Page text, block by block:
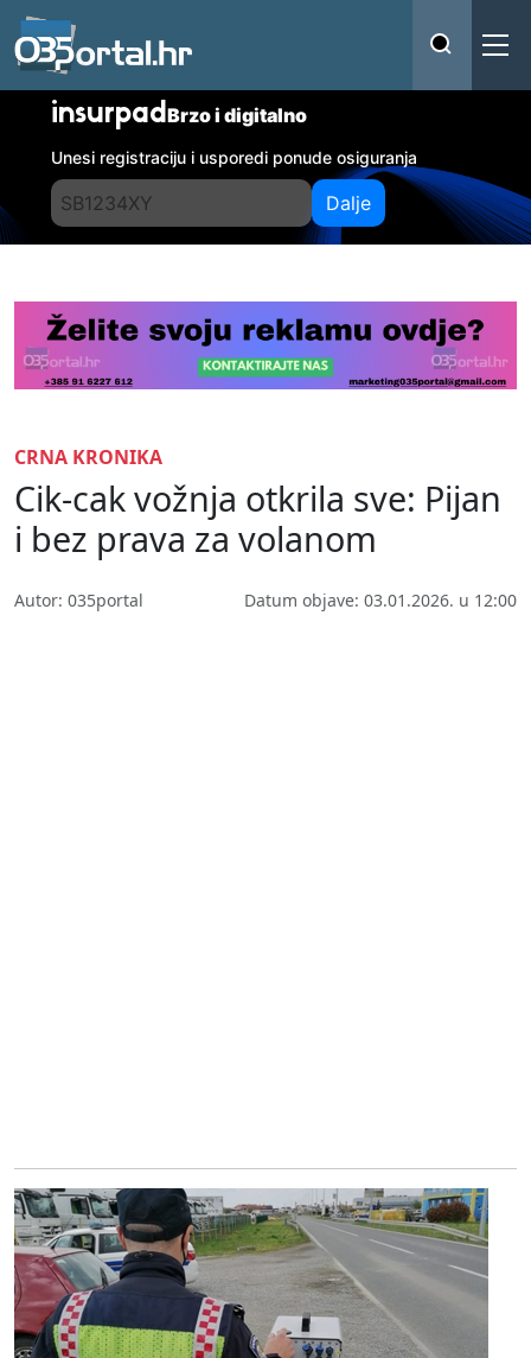
insurpadBrzo i digitalno
Unesi registraciju i usporedi ponude osiguranja
Dalje
CRNA KRONIKA
Cik-cak vožnja otkrila sve: Pijan
i bez prava za volanom
Autor: 035portal Datum objave: 03.01.2026. u 12:00